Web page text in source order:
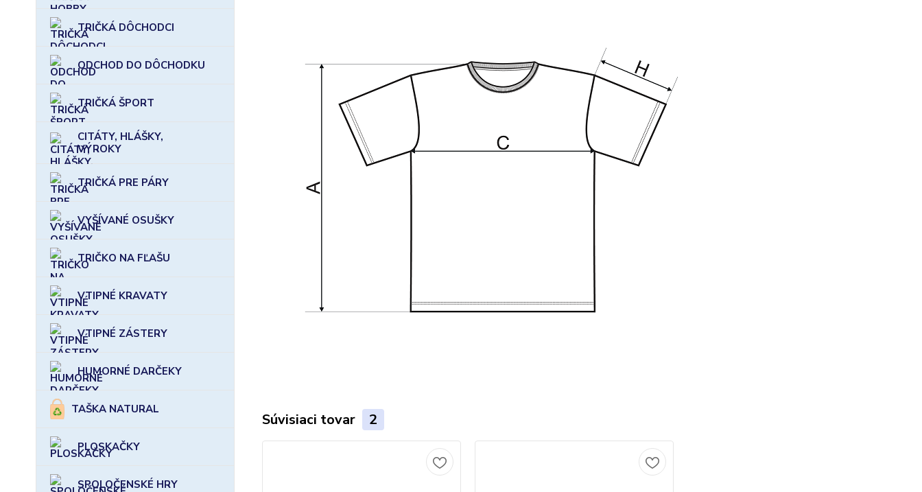
TRIČKÁ DÔCHODCI
ODCHOD DO DÔCHODKU
TRIČKÁ ŠPORT
CITÁTY, HLÁŠKY,
VÝROKY
TRIČKÁ PRE PÁRY
VYŠÍVANÉ OSUŠKY
TRIČKO NA FĽAŠU
VTIPNÉ KRAVATY
VTIPNÉ ZÁSTERY
HUMORNÉ DARČEKY
TAŠKA NATURAL
PLOSKAČKY
SPOLOČENSKÉ HRY
Súvisiaci tovar 2